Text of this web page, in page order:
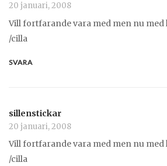
20 januari, 2008
Vill fortfarande vara med men nu
/cilla
SVARA
sillenstickar
20 januari, 2008
Vill fortfarande vara med men nu
/cilla